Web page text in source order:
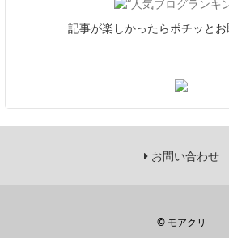
記事が楽しかったらポチッとお
お問い合わせ
© モアクリ